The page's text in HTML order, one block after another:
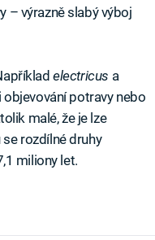
– výrazně slabý výboj
electricus a
potravy nebo
malé, že je lze
rozdílné druhy
miliony let.